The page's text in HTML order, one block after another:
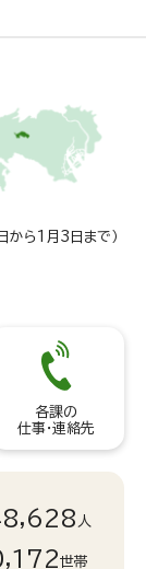
から1月3日まで）
各課の
仕事・連絡先
人
世帯